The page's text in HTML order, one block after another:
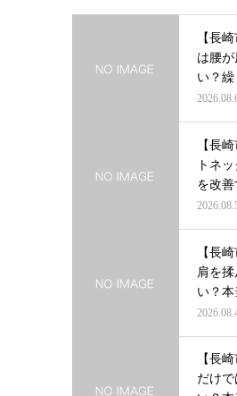
【長
は腰
い？繰
根本
【長
トネ
を改善
だけを
【長
肩を
い？本
本改善
【長
だけ